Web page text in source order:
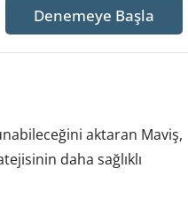
Denemeye Başla
aktaran Maviş,
daha sağlıklı